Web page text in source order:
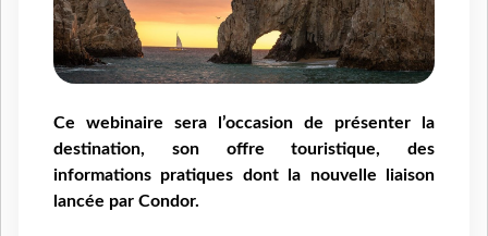
Ce webinaire sera l’occasion de présenter la
destination, son offre touristique, des
informations pratiques dont la nouvelle liaison
lancée par Condor.